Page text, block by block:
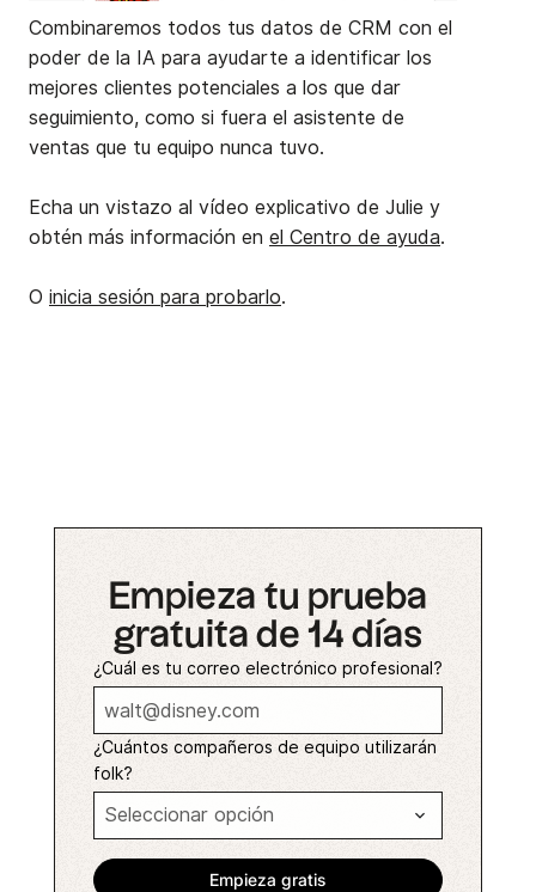
Combinaremos todos tus datos de CRM con el
poder de la IA para ayudarte a identificar los
mejores clientes potenciales a los que dar
seguimiento, como si fuera el asistente de
ventas que tu equipo nunca tuvo.
Echa un vistazo al vídeo explicativo de Julie y
obtén más información en el Centro de ayuda.
O inicia sesión para probarlo.
Empieza tu prueba
gratuita de 14 días
¿Cuál es tu correo electrónico profesional?
¿Cuántos compañeros de equipo utilizarán
folk?